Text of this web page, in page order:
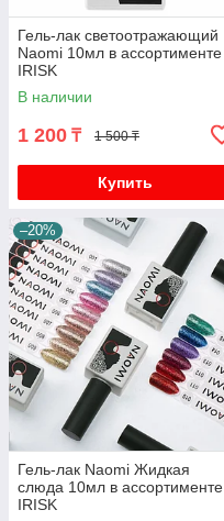
Гель-лак светоотражающий
Naomi 10мл в ассортименте
IRISK
В наличии
1 200 ₸ 1 500 ₸
Купить
–20%
Гель-лак Naomi Жидкая
слюда 10мл в ассортименте
IRISK